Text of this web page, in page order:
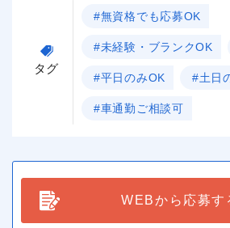
タグ
#無資格でも応募OK
#未経験・ブランクOK
#平日のみOK #土日
#車通勤ご相談可
WEBから応募す